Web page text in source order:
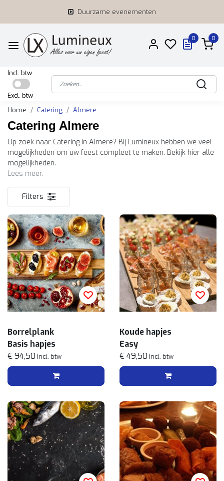
Duurzame evenementen
0 0
Incl. btw
Excl. btw
Home
Catering Almere
Catering Almere
Op zoek naar Catering in Almere? Bij Lumineux hebben we veel
mogelijkheden om uw feest compleet te maken. Bekijk hier alle
mogelijkheden.
Lees meer.
Filters
Borrelplank
Basis hapjes
€ 94,50 Incl. btw
Koude hapjes
Easy
€ 49,50 Incl. btw